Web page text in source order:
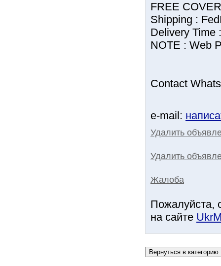
FREE
Shipping :
Delivery Time
NOTE : Web
Contact
e-mail:
Удалить
Удалить
Жалоба
Пожалуйста,
на сайте